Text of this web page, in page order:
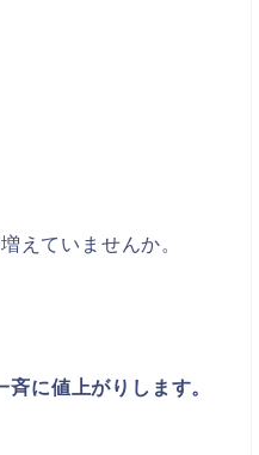
えていませんか。
斉に値上がりします。